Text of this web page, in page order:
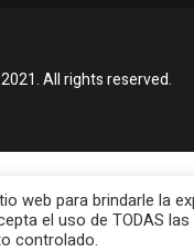
All rights reserved.
web para brindarle la
el uso de TODAS
controlado.